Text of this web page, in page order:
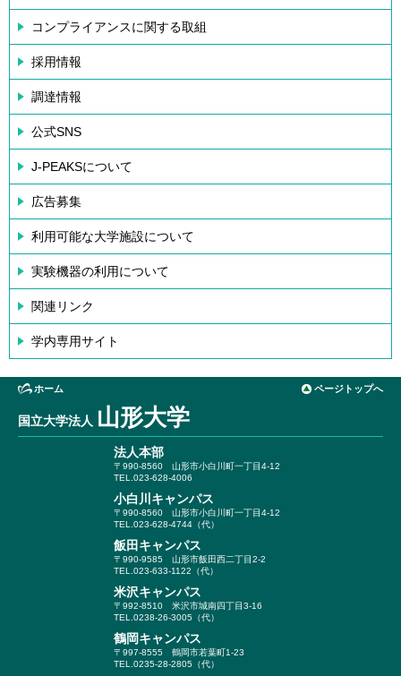
コンプライアンスに関する取組
採用情報
調達情報
公式SNS
J-PEAKSについて
広告募集
利用可能な大学施設について
実験機器の利用について
関連リンク
学内専用サイト
ホーム ページトップへ
国立大学法人 山形大学
法人本部
〒990-8560 山形市小白川町一丁目4-12
TEL.023-628-4006
小白川キャンパス
〒990-8560 山形市小白川町一丁目4-12
TEL.023-628-4744（代）
飯田キャンパス
〒990-9585 山形市飯田西二丁目2-2
TEL.023-633-1122（代）
米沢キャンパス
〒992-8510 米沢市城南四丁目3-16
TEL.0238-26-3005（代）
鶴岡キャンパス
〒997-8555 鶴岡市若葉町1-23
TEL.0235-28-2805（代）